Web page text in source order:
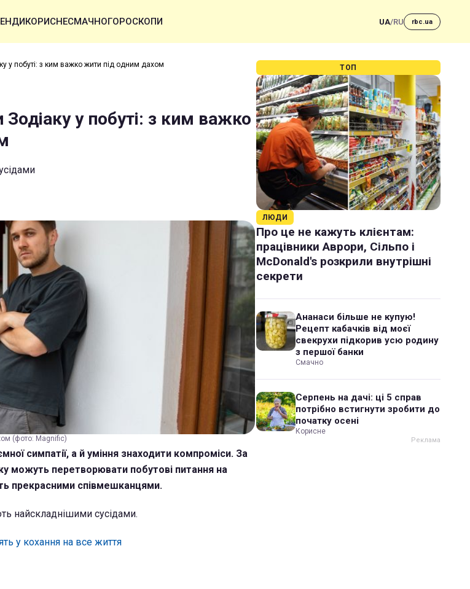
КОРИСНЕСМАЧНОГОРОСКОПИ UA/RU rbc.ua
у побуті: з ким важко жити під одним дахом
Зодіаку у побуті: з ким важко
(фото: Magnific)
симпатії, а й уміння знаходити компроміси. За
можуть перетворювати побутові питання на
прекрасними співмешканцями.
найскладнішими сусідами.
у кохання на все життя
ТОП
ЛЮДИ
Про це не кажуть клієнтам:
працівники Аврори, Сільпо і
McDonald's розкрили внутрішні
секрети
Ананаси більше не купую!
Рецепт кабачків від моєї
свекрухи підкорив усю родину
з першої банки
Смачно
Серпень на дачі: ці 5 справ
потрібно встигнути зробити до
початку осені
Корисне